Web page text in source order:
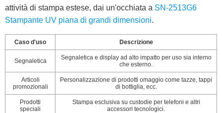
attività di stampa estese, dai un'occhiata a SN-2513G6
Stampante UV piana di grandi dimensioni.
Caso d'uso Descrizione
Segnaletica
Segnaletica e display ad alto impatto per uso sia interno
che esterno.
Articoli
promozionali
Personalizzazione di prodotti omaggio come tazze, tappi
di bottiglia, ecc.
Prodotti
speciali
Stampa esclusiva su custodie per telefoni e altri
accessori tecnologici.